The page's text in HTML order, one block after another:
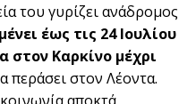
του γυρίζει ανάδρομος
έως τις 24 Ιουλίου
στον Καρκίνο μέχρι
περάσει στον Λέοντα.
αποκτά